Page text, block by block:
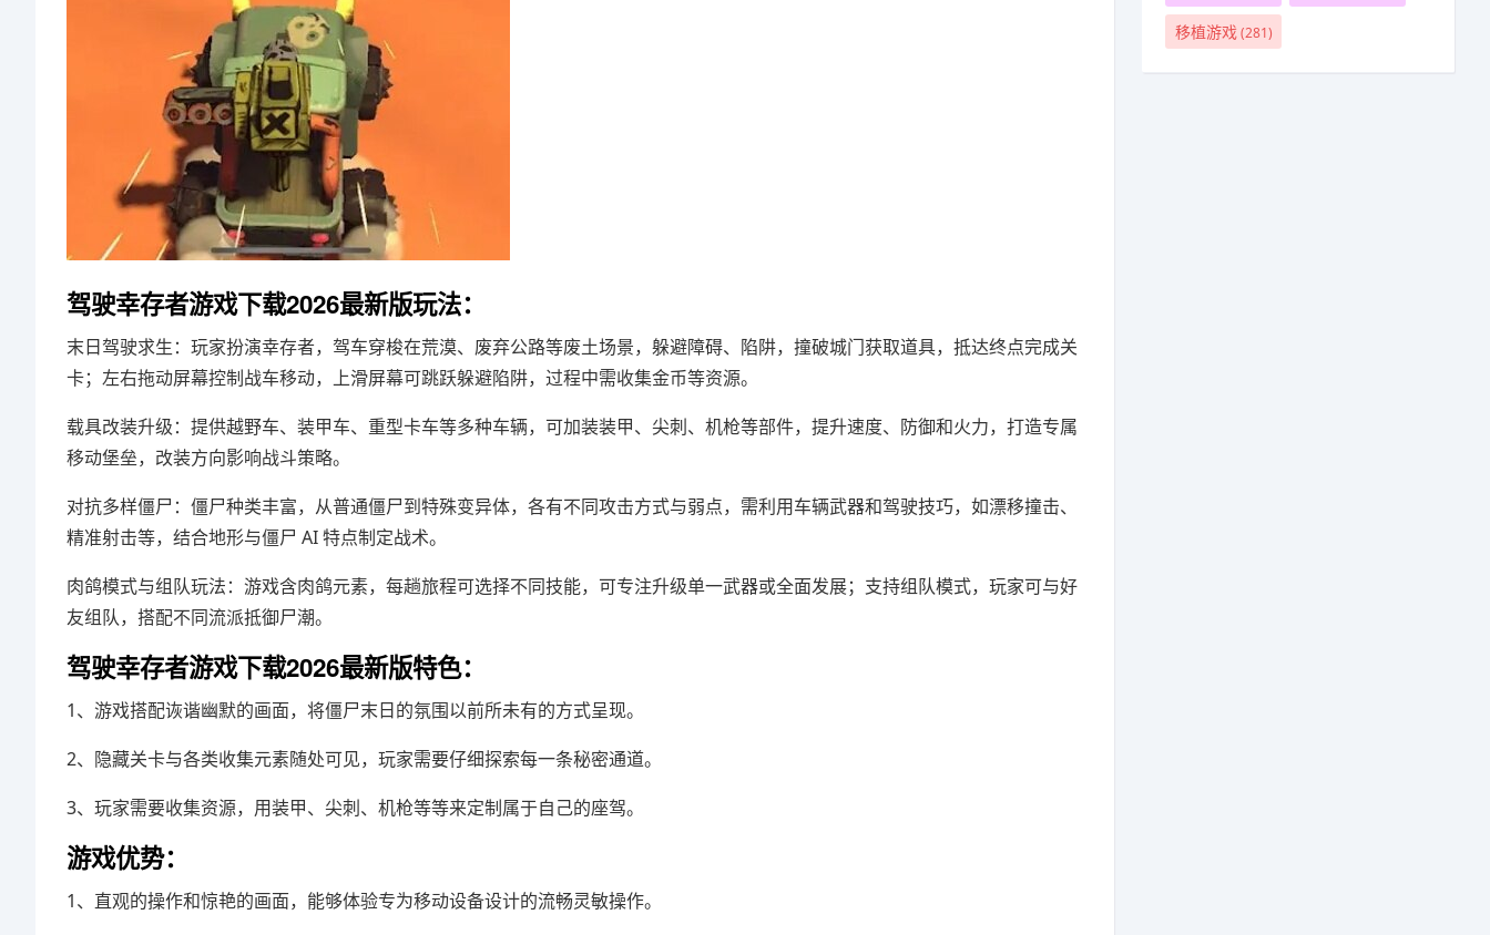
驾驶幸存者游戏下载2026最新版玩法：
末日驾驶求生：玩家扮演幸存者，驾车穿梭在荒漠、废弃公路等废土场景，躲避障碍、陷阱，撞破城门获取道具，抵达终点完成关
卡；左右拖动屏幕控制战车移动，上滑屏幕可跳跃躲避陷阱，过程中需收集金币等资源。
载具改装升级：提供越野车、装甲车、重型卡车等多种车辆，可加装装甲、尖刺、机枪等部件，提升速度、防御和火力，打造专属
移动堡垒，改装方向影响战斗策略。
对抗多样僵尸：僵尸种类丰富，从普通僵尸到特殊变异体，各有不同攻击方式与弱点，需利用车辆武器和驾驶技巧，如漂移撞击、
精准射击等，结合地形与僵尸 AI 特点制定战术。
肉鸽模式与组队玩法：游戏含肉鸽元素，每趟旅程可选择不同技能，可专注升级单一武器或全面发展；支持组队模式，玩家可与好
友组队，搭配不同流派抵御尸潮。
驾驶幸存者游戏下载2026最新版特色：
1、游戏搭配诙谐幽默的画面，将僵尸末日的氛围以前所未有的方式呈现。
2、隐藏关卡与各类收集元素随处可见，玩家需要仔细探索每一条秘密通道。
3、玩家需要收集资源，用装甲、尖刺、机枪等等来定制属于自己的座驾。
游戏优势：
1、直观的操作和惊艳的画面，能够体验专为移动设备设计的流畅灵敏操作。
移植游戏(281)